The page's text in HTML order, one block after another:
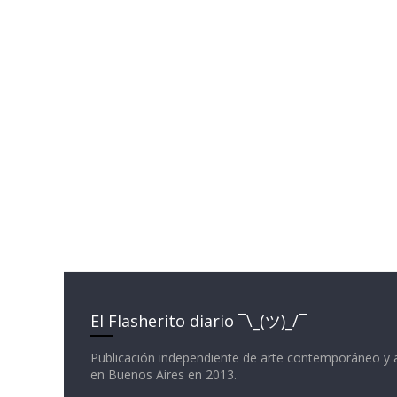
El Flasherito diario ¯\_(ツ)_/¯
Publicación independiente de arte contemporáneo y
en Buenos Aires en 2013.